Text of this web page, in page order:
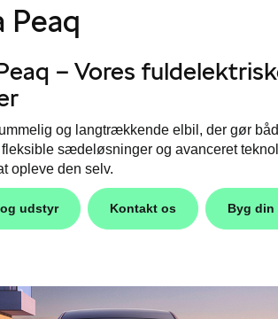
Peaq
– Vores
og langtrækkende elbil, der gør
sædeløsninger og avanceret
opleve den selv.
udstyr Kontakt os Byg din